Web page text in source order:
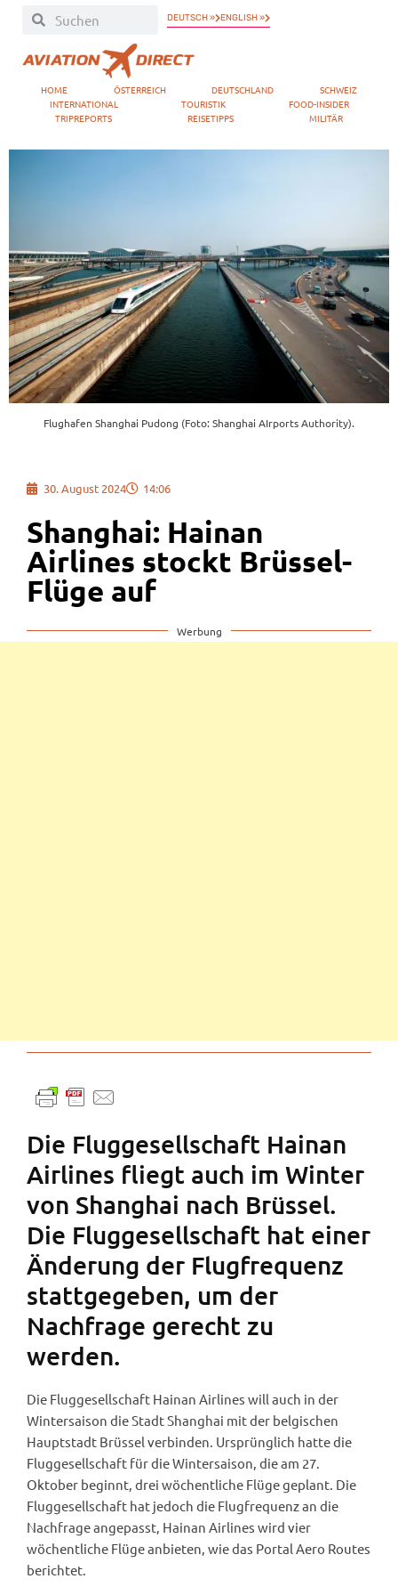
DEUTSCH » ENGLISH »
HOME ÖSTERREICH DEUTSCHLAND
SCHWEIZ
INTERNATIONAL
TOURISTIK
FOOD-INSIDER
TRIPREPORTS
REISETIPPS MILITÄR
Flughafen Shanghai Pudong (Foto: Shanghai AIrports Authority).
30. August 2024 14:06
Shanghai: Hainan
Airlines stockt Brüssel-
Flüge auf
Werbung
Die Fluggesellschaft Hainan
Airlines fliegt auch im Winter
von Shanghai nach Brüssel.
Die Fluggesellschaft hat einer
Änderung der Flugfrequenz
stattgegeben, um der
Nachfrage gerecht zu
werden.
Die Fluggesellschaft Hainan Airlines will auch in der
Wintersaison die Stadt Shanghai mit der belgischen
Hauptstadt Brüssel verbinden. Ursprünglich hatte die
Fluggesellschaft für die Wintersaison, die am 27.
Oktober beginnt, drei wöchentliche Flüge geplant. Die
Fluggesellschaft hat jedoch die Flugfrequenz an die
Nachfrage angepasst, Hainan Airlines wird vier
wöchentliche Flüge anbieten, wie das Portal Aero Routes
berichtet.